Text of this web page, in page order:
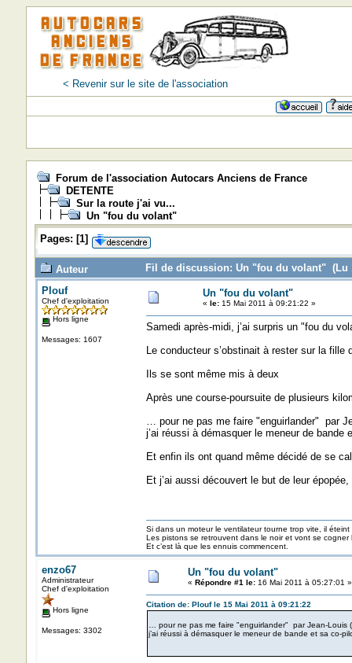
< Revenir sur le site de l'association
Forum de l'association Autocars Anciens de France
DETENTE
Sur la route j'ai vu...
Un "fou du volant"
Pages: [1]
Auteur
Fil de discussion: Un "fou du volant" (Lu
Plouf
Chef d'exploitation
Hors ligne
Messages: 1607
Un "fou du volant"
« le:15 Mai 2011 à 09:21:22 »
Samedi après-midi, j’ai surpris un "fou du
Le conducteur s’obstinait à rester sur la
Ils se sont même mis à deux
Après une course-poursuite de plusieurs
… pour ne pas me faire "enguirlander" par
j’ai réussi à démasquer le meneur de bande
Et enfin ils ont quand même décidé de se
Et j’ai aussi découvert le but de leur
Si dans un moteur le ventilateur tourne trop vite, il éteint
Les pistons se retrouvent dans le noir et vont se
Et c’est là que les ennuis commencent.
enzo67
Administrateur
Chef d'exploitation
Hors ligne
Messages: 3302
Un "fou du volant"
« Répondre #1 le:16 Mai 2011 à 05:27:01 »
Citation de: Plouf le 15 Mai 2011 à 09:21:22
… pour ne pas me faire "enguirlander" par Jean-Louis
j’ai réussi à démasquer le meneur de bande et sa co-